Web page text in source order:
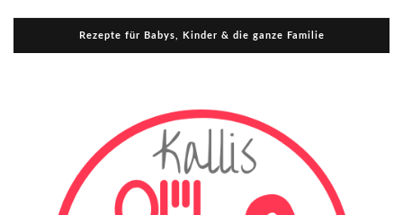
Rezepte für Babys, Kinder & die ganze Familie